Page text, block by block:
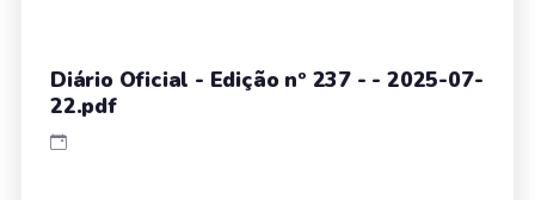
Diário Oficial - Edição nº 237 - - 2025-07-
22.pdf